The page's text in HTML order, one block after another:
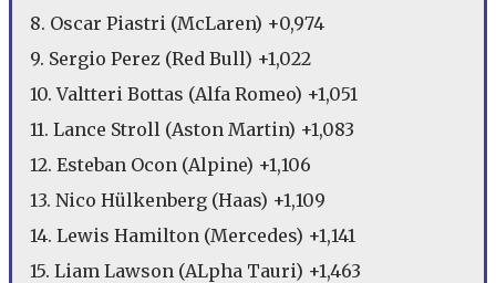
8. Oscar Piastri (McLaren) +0,974
9. Sergio Perez (Red Bull) +1,022
10. Valtteri Bottas (Alfa Romeo) +1,051
11. Lance Stroll (Aston Martin) +1,083
12. Esteban Ocon (Alpine) +1,106
13. Nico Hülkenberg (Haas) +1,109
14. Lewis Hamilton (Mercedes) +1,141
15. Liam Lawson (ALpha Tauri) +1,463